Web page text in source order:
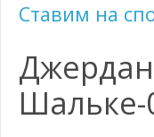
Ставим на
Шальке-